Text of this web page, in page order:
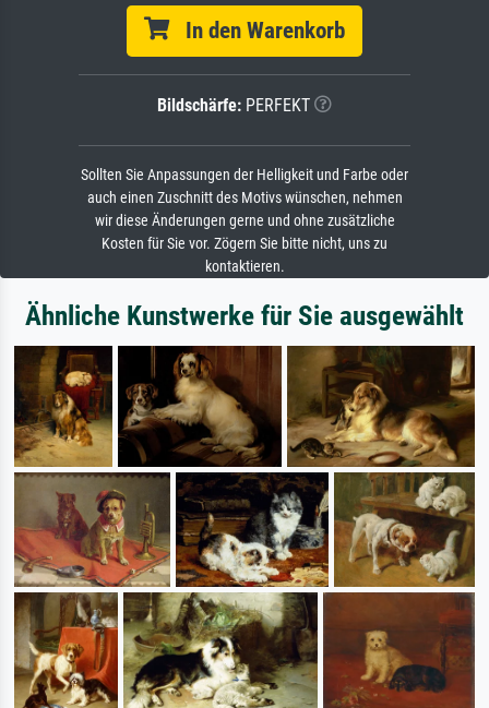
In den Warenkorb
Bildschärfe: PERFEKT
Sollten Sie Anpassungen der Helligkeit und Farbe oder
auch einen Zuschnitt des Motivs wünschen, nehmen
wir diese Änderungen gerne und ohne zusätzliche
Kosten für Sie vor. Zögern Sie bitte nicht, uns zu
kontaktieren.
Ähnliche Kunstwerke für Sie ausgewählt